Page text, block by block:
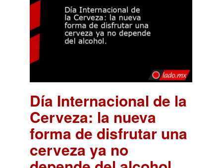
Día Internacional de la
Cerveza: la nueva
forma de disfrutar una
cerveza ya no